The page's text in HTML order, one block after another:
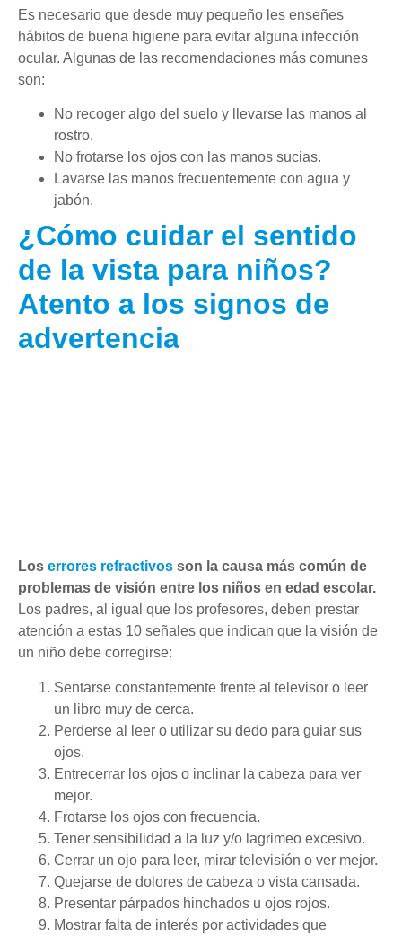
Es necesario que desde muy pequeño les enseñes
hábitos de buena higiene para evitar alguna infección
ocular. Algunas de las recomendaciones más comunes
son:
No recoger algo del suelo y llevarse las manos al
rostro.
No frotarse los ojos con las manos sucias.
Lavarse las manos frecuentemente con agua y
jabón.
¿Cómo cuidar el sentido
de la vista para niños?
Atento a los signos de
advertencia
Los errores refractivos son la causa más común de
problemas de visión entre los niños en edad escolar.
Los padres, al igual que los profesores, deben prestar
atención a estas 10 señales que indican que la visión de
un niño debe corregirse:
Sentarse constantemente frente al televisor o leer
un libro muy de cerca.
Perderse al leer o utilizar su dedo para guiar sus
ojos.
Entrecerrar los ojos o inclinar la cabeza para ver
mejor.
Frotarse los ojos con frecuencia.
Tener sensibilidad a la luz y/o lagrimeo excesivo.
Cerrar un ojo para leer, mirar televisión o ver mejor.
Quejarse de dolores de cabeza o vista cansada.
Presentar párpados hinchados u ojos rojos.
Mostrar falta de interés por actividades que